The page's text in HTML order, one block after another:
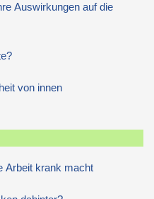
Auswirkungen auf die
von innen
Arbeit krank macht